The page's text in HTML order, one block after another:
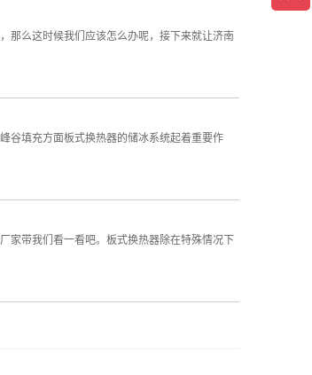
那么这时候我们应该怎么办呢，接下来就让济南
谷填充方面板式换热器的储冰系统起着重要作
家带我们看一看吧。板式换热器除在特殊情况下